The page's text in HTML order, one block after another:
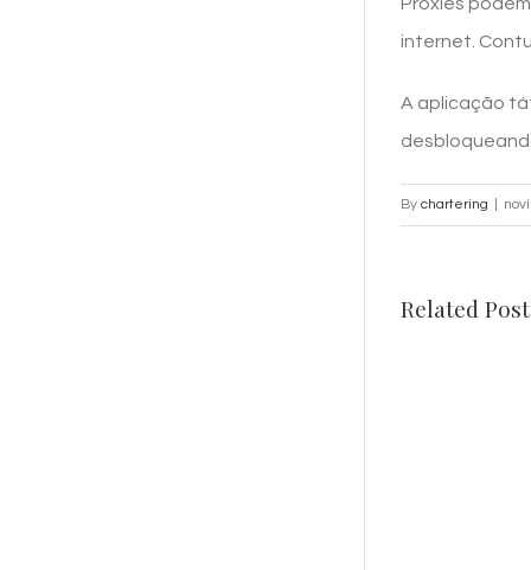
Proxies
internet.
A aplicação
By chartering
Related